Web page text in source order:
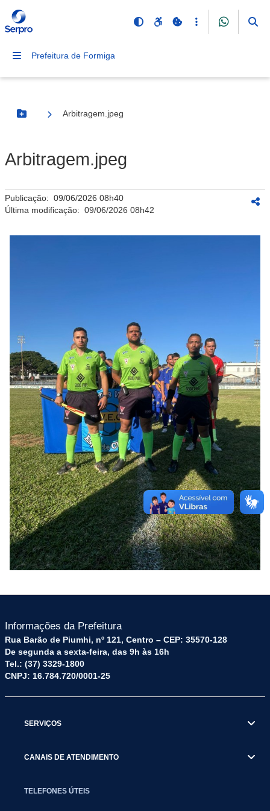
Prefeitura de Formiga
Botão Menu
Arbitragem.jpeg
Arbitragem.jpeg
Publicação: 09/06/2026 08h40
Última modificação: 09/06/2026 08h42
Informações da Prefeitura
Rua Barão de Piumhi, nº 121, Centro – CEP: 35570-128
De segunda a sexta-feira, das 9h às 16h
Tel.: (37) 3329-1800
CNPJ: 16.784.720/0001-25
SERVIÇOS
CANAIS DE ATENDIMENTO
TELEFONES ÚTEIS